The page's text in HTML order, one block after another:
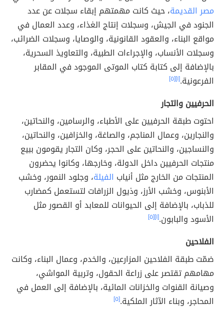
مصر القديمة، حيث كانت مهمتهم إبقاء سجلات عن عدد
الجنود في الجيش، وسجلات إنتاج الغذاء، وعدد العمال في
مواقع البناء، والعقود القانونية، والوصايا، وسجلات الضرائب،
وسجلات الأنساب، والإجراءات الطبية، والتعاويذ السحرية،
بالإضافة إلى كتابة كتاب الموتى الموجود في المقابر
الفرعونية.[١] [٥]
الحرفيين والتجار
احتوت طبقة الحرفيين على الأطباء، والرسامين، والنحاتين،
والنجارين، وعمال المناجم، والصاغة، والخزافين، والنحاتين،
والنساجين، والنحاتين على الحجر، وكان التجار يقومون ببيع
منتجات الحرفيين داخل الدولة، وخارجها، وكانوا يحضرون
المنتجات من الخارج مثل أنياب الفيلة، وجلود النمور، وخشب
الأبنوس، وخشب الأرز، وذيول الزرافات لتستعمل كمضارب
للذباب، بالإضافة إلى الحيوانات للمعابد أو القصور مثل
الأسود والبابون.[١] [٥]
الفلاحين
ضمّت طبقة الفلاحين المزارعين، والخدم، وعمال البناء، وكانت
مهامهم تقتصر على زراعة الحقول، وتربية المواشي،
وصيانة القنوات والخزانات المائية، بالإضافة إلى العمل في
المحاجر، وبناء الآثار الملكية.[٥]